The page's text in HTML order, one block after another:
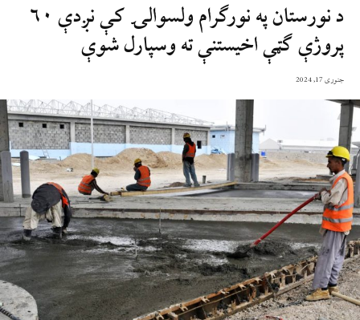
د نورستان په نورګرام ولسوالۍ کې نږدې ۶۰
پروژې ګټې اخیستنې ته وسپارل شوې
جنوری 17, 2024